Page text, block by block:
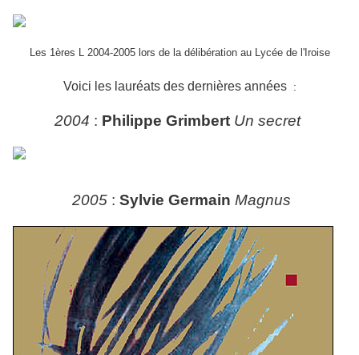
Les 1ères L 2004-2005 lors de la délibération au Lycée de l'Iroise
Voici les lauréats des dernières années :
2004 : Philippe Grimbert Un secret
2005 : Sylvie Germain Magnus